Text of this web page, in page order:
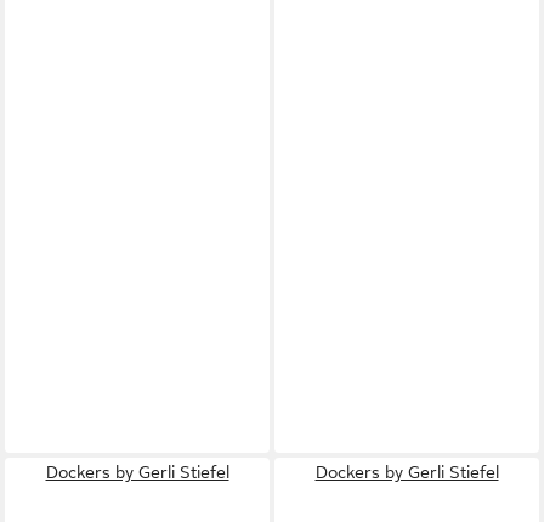
Dockers by Gerli Stiefel Dockers by Gerli Stiefel